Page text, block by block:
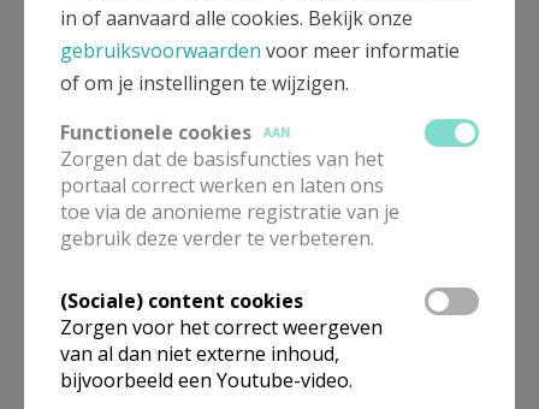
in of aanvaard alle cookies. Bekijk onze
gebruiksvoorwaarden voor meer informatie
of om je instellingen te wijzigen.
Functionele cookies
AAN
Zorgen dat de basisfuncties van het
portaal correct werken en laten ons
toe via de anonieme registratie van je
gebruik deze verder te verbeteren.
(Sociale) content cookies
Zorgen voor het correct weergeven
van al dan niet externe inhoud,
bijvoorbeeld een Youtube-video.